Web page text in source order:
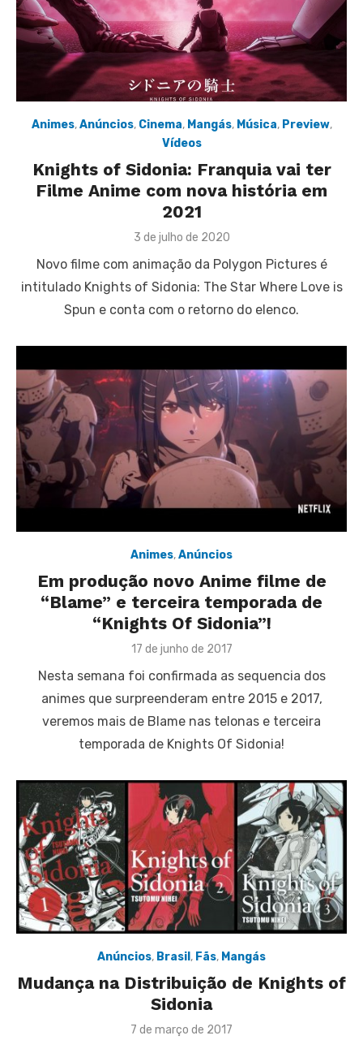
Animes,Anúncios, Cinema, Mangás, Música, Preview,
Vídeos
Knights of Sidonia: Franquia vai ter
Filme Anime com nova história em
2021
Posted
3 de julho de 2020
Novo filme com animação da Polygon Pictures é
intitulado Knights of Sidonia: The Star Where Love is
Spun e conta com o retorno do elenco.
Animes,Anúncios
Em produção novo Anime filme de
“Blame” e terceira temporada de
“Knights Of Sidonia”!
Posted
17 de junho de 2017
Nesta semana foi confirmada as sequencia dos
animes que surpreenderam entre 2015 e 2017,
veremos mais de Blame nas telonas e terceira
temporada de Knights Of Sidonia!
Anúncios, Brasil , Fãs, Mangás
Mudança na Distribuição de Knights of
Sidonia
Posted
7 de março de 2017